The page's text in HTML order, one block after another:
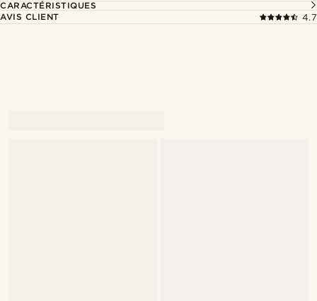
CARACTÉRISTIQUES
AVIS CLIENT
4.7